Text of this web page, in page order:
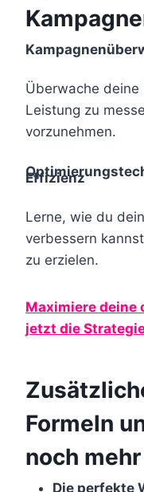
Überwache deine
Leistung zu
vorzunehmen.
Effizienz
Lerne, wie du
verbessern
zu erzielen.
Maximiere deine
jetzt die
Formeln
noch
Die perfekte